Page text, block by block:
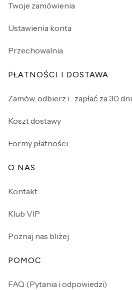
Twoje zamówienia
Ustawienia konta
Przechowalnia
PŁATNOŚCI I DOSTAWA
Zamów, odbierz i... zapłać za 30 dni
Koszt dostawy
Formy płatności
O NAS
Kontakt
Klub VIP
Poznaj nas bliżej
POMOC
FAQ (Pytania i odpowiedzi)